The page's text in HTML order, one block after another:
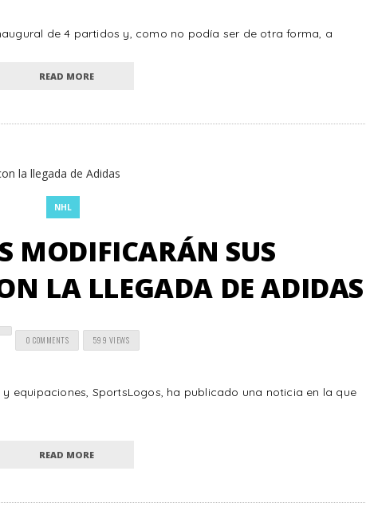
de 4 partidos y, como no podía ser de otra forma, a
READ MORE
NHL
MODIFICARÁN SUS
LA LLEGADA DE ADIDAS
0 COMMENTS 599 VIEWS
equipaciones, SportsLogos, ha publicado una noticia en la que
READ MORE